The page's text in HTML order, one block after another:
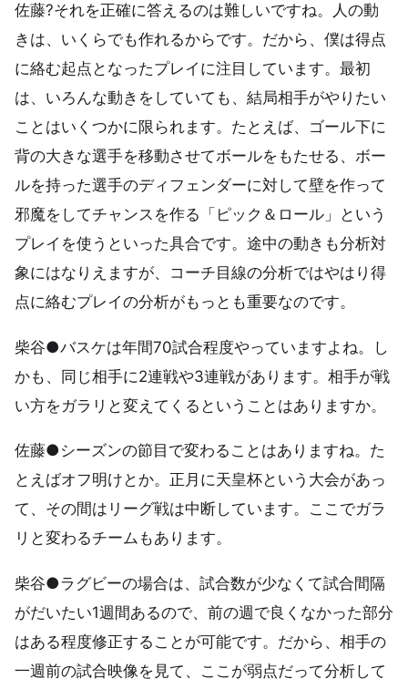
佐藤?それを正確に答えるのは難しいですね。人の動
きは、いくらでも作れるからです。だから、僕は得点
に絡む起点となったプレイに注目しています。最初
は、いろんな動きをしていても、結局相手がやりたい
ことはいくつかに限られます。たとえば、ゴール下に
背の大きな選手を移動させてボールをもたせる、ボー
ルを持った選手のディフェンダーに対して壁を作って
邪魔をしてチャンスを作る「ピック＆ロール」という
プレイを使うといった具合です。途中の動きも分析対
象にはなりえますが、コーチ目線の分析ではやはり得
点に絡むプレイの分析がもっとも重要なのです。
柴谷●バスケは年間70試合程度やっていますよね。し
かも、同じ相手に2連戦や3連戦があります。相手が戦
い方をガラリと変えてくるということはありますか。
佐藤●シーズンの節目で変わることはありますね。た
とえばオフ明けとか。正月に天皇杯という大会があっ
て、その間はリーグ戦は中断しています。ここでガラ
リと変わるチームもあります。
柴谷●ラグビーの場合は、試合数が少なくて試合間隔
がだいたい1週間あるので、前の週で良くなかった部分
はある程度修正することが可能です。だから、相手の
一週前の試合映像を見て、ここが弱点だって分析して